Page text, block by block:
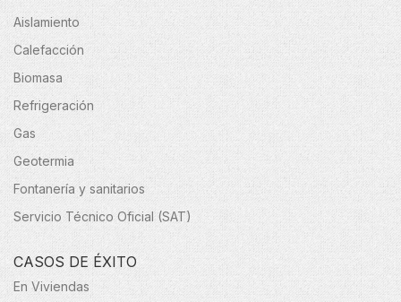
Aislamiento
Calefacción
Biomasa
Refrigeración
Gas
Geotermia
Fontanería y sanitarios
Servicio Técnico Oficial (SAT)
CASOS DE ÉXITO
En Viviendas